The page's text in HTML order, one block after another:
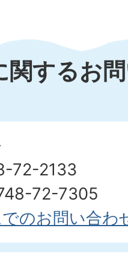
関するお
72-2133
72-7305
のお問い合わ